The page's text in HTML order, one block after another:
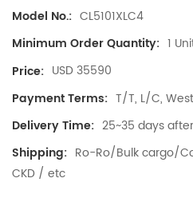
Model No.: CL5101XLC4
Minimum Order Quantity: 1
Price: USD 35590
Payment Terms: T/T, L/C,
Delivery Time: 25~35 days
Shipping: Ro-Ro/Bulk cargo/
CKD / etc